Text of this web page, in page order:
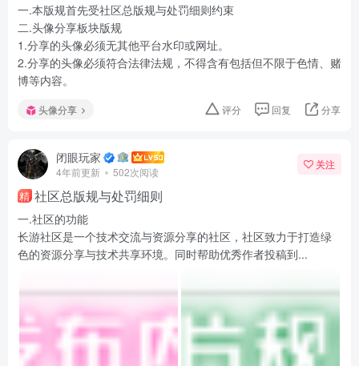
一.本版规首先受社区总版规与处罚细则约束
二.头像分享板块版规
1.分享的头像必须无其他平台水印或网址。
2.分享的头像必须符合法律法规，不得含有包括但不限于色情、赌
博等内容。
头像分享 评分 回复 分享
闭眼玩家
4年前更新 502次阅读
关注
精 社区总版规与处罚细则
一.社区的功能
长游社区是一个技术交流与资源分享的社区，社区致力于打造绿
色的资源分享与技术共享环境。同时帮助优秀作者投稿到...